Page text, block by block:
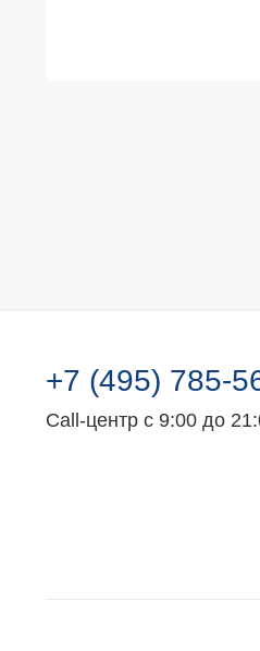
+7 (495) 785-
Call-центр с 9:00 до